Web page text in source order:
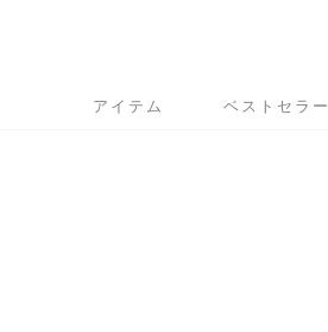
アイテム ベストセラー